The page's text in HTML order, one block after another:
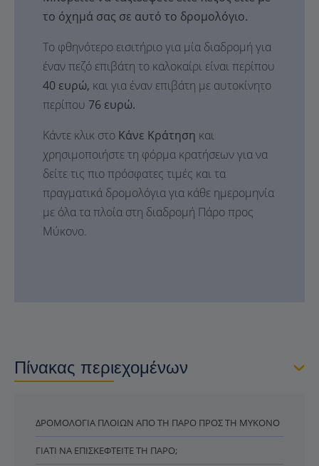
το όχημά σας σε αυτό το δρομολόγιο.
Το φθηνότερο εισιτήριο για μία διαδρομή για
έναν πεζό επιβάτη το καλοκαίρι είναι περίπου
40 ευρώ, και για έναν επιβάτη με αυτοκίνητο
περίπου 76 ευρώ.
Κάντε κλικ στο Κάνε Κράτηση και
χρησιμοποιήστε τη φόρμα κρατήσεων για να
δείτε τις πιο πρόσφατες τιμές και τα
πραγματικά δρομολόγια για κάθε ημερομηνία
με όλα τα πλοία στη διαδρομή Πάρο προς
Μύκονο.
Πίνακας περιεχομένων
ΔΡΟΜΟΛΌΓΙΑ ΠΛΟΊΩΝ ΑΠΌ ΤΗ ΠΆΡΟ ΠΡΟΣ ΤΗ ΜΎΚΟΝΟ
ΓΙΑΤΊ ΝΑ ΕΠΙΣΚΕΦΤΕΊΤΕ ΤΗ ΠΆΡΟ;